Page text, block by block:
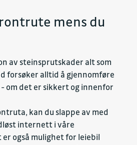
mens du
av steinsprutskader alt som
forsøker alltid å gjennomføre
om det er sikkert og innenfor
kan du slappe av med
internett i våre
også mulighet for leiebil